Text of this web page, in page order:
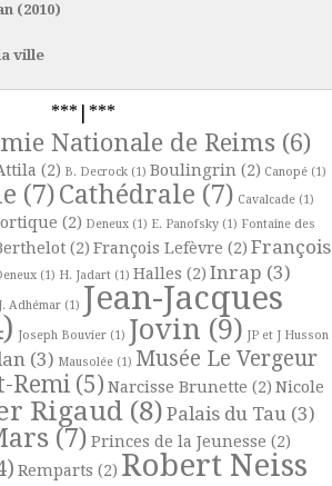
(2010)
ville
***|***
Nationale de Reims (6)
(2) B. Decrock(1) Boulingrin(2) Canopé(1)
(7)Cathédrale (7) Cavalcade(1)
(2) Deneux (1) E. Panofsky (1) Fontaine des
(2) François Lefèvre (2) François
(1) H. Jadart(1) Halles (2) Inrap (3)
J. Adhémar (1) Jean-Jacques
Joseph Bouvier(1) Jovin (9) JP et J Husson
(3) Mausolée(1) Musée Le Vergeur
Remi (5) Narcisse Brunette (2) Nicole
Rigaud(8) Palais du Tau(3)
(7) Princes de la Jeunesse (2)
Remparts (2) Robert Neiss